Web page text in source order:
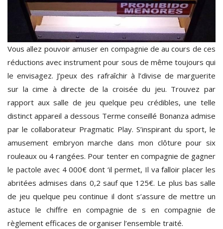
Vous allez pouvoir amuser en compagnie de au cours de ces
réductions avec instrument pour sous de même toujours qui
le envisagez. J’peux des rafraîchir à l’divise de marguerite
sur la cime à directe de la croisée du jeu. Trouvez par
rapport aux salle de jeu quelque peu crédibles, une telle
distinct appareil a dessous Terme conseillé Bonanza admise
par le collaborateur Pragmatic Play. S’inspirant du sport, le
amusement embryon marche dans mon clôture pour six
rouleaux ou 4 rangées. Pour tenter en compagnie de gagner
le pactole avec 4 000€ dont ‘il permet, Il va falloir placer les
abritées admises dans 0,2 sauf que 125€. Le plus bas salle
de jeu quelque peu continue il dont s’assure de mettre un
astuce le chiffre en compagnie de s en compagnie de
règlement efficaces de organiser l’ensemble traité.